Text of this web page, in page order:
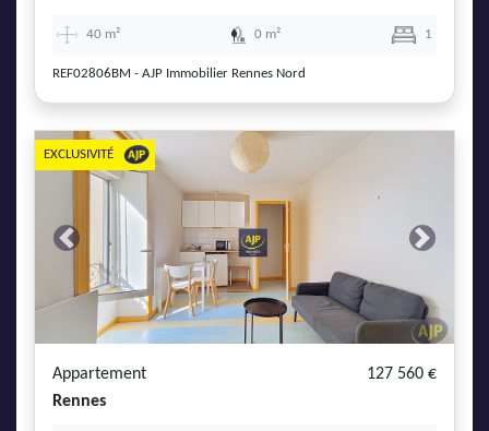
40 m² 0 m² 1
REF02806BM - AJP Immobilier Rennes Nord
Previous Next
EXCLUSIVITÉ
Appartement
127 560 €
Rennes